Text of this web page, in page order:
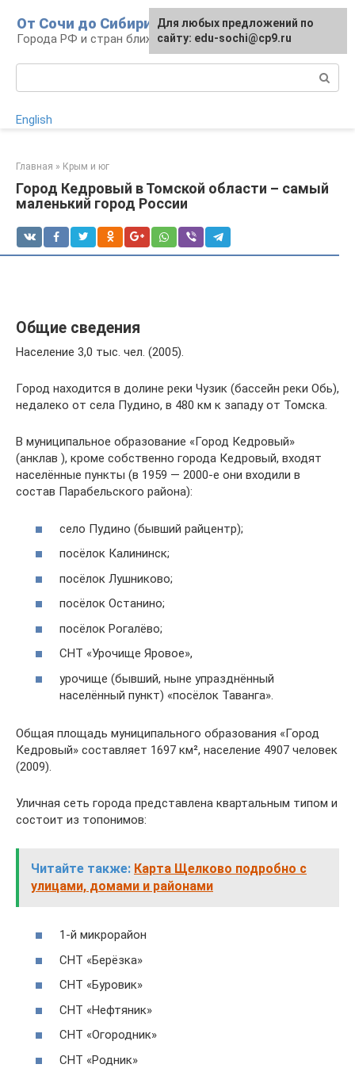
контенту
От Сочи до Сибири
Города РФ и стран ближнего зарубежья
English
Главная » Крым и юг
Город Кедровый в Томской области – самый
маленький город России
Общие сведения
Население 3,0 тыс. чел. (2005).
Город находится в долине реки Чузик (бассейн реки Обь),
недалеко от села Пудино, в 480 км к западу от Томска.
В муниципальное образование «Город Кедровый»
(анклав ), кроме собственно города Кедровый, входят
населённые пункты (в 1959 — 2000-е они входили в
состав Парабельского района):
село Пудино (бывший райцентр);
посёлок Калининск;
посёлок Лушниково;
посёлок Останино;
посёлок Рогалёво;
СНТ «Урочище Яровое»,
урочище (бывший, ныне упразднённый
населённый пункт) «посёлок Таванга».
Общая площадь муниципального образования «Город
Кедровый» составляет 1697 км², население 4907 человек
(2009).
Уличная сеть города представлена квартальным типом и
состоит из топонимов:
Читайте также: Карта Щелково подробно с
улицами, домами и районами
1-й микрорайон
СНТ «Берёзка»
СНТ «Буровик»
СНТ «Нефтяник»
СНТ «Огородник»
СНТ «Родник»
Для любых предложений по
сайту: edu-sochi@cp9.ru